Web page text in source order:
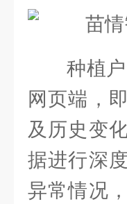
种植
网页端，
及历史变
据进行深
异常情况